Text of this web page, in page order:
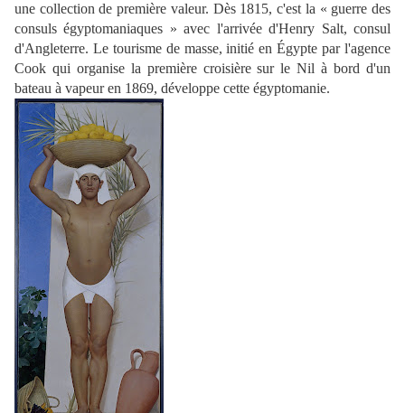
une collection de première valeur. Dès 1815, c'est la « guerre des
consuls égyptomaniaques » avec l'arrivée d'Henry Salt, consul
d'Angleterre. Le tourisme de masse, initié en Égypte par l'agence
Cook qui organise la première croisière sur le Nil à bord d'un
bateau à vapeur en 1869, développe cette égyptomanie.